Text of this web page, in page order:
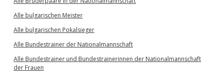
Alle bulgarischen Meister
Alle bulgarischen Pokalsieger
Alle Bundestrainer der Nationalmannschaft
Alle Bundestrainer und Bundestrainerinnen der Nationalmannschaft
der Frauen